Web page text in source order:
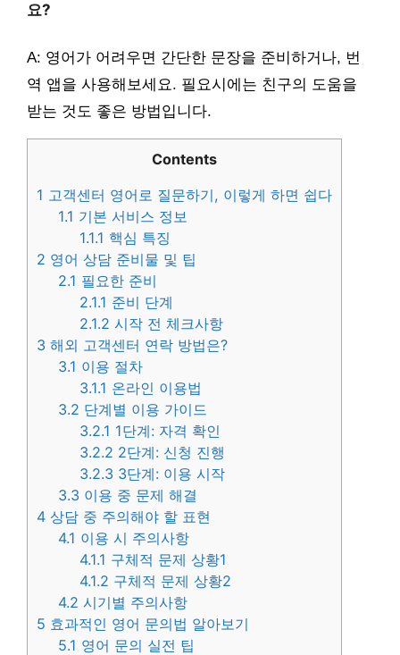
요?
A: 영어가 어려우면 간단한 문장을 준비하거나, 번
역 앱을 사용해보세요. 필요시에는 친구의 도움을
받는 것도 좋은 방법입니다.
Contents
1 고객센터 영어로 질문하기, 이렇게 하면 쉽다
1.1 기본 서비스 정보
1.1.1 핵심 특징
2 영어 상담 준비물 및 팁
2.1 필요한 준비
2.1.1 준비 단계
2.1.2 시작 전 체크사항
3 해외 고객센터 연락 방법은?
3.1 이용 절차
3.1.1 온라인 이용법
3.2 단계별 이용 가이드
3.2.1 1단계: 자격 확인
3.2.2 2단계: 신청 진행
3.2.3 3단계: 이용 시작
3.3 이용 중 문제 해결
4 상담 중 주의해야 할 표현
4.1 이용 시 주의사항
4.1.1 구체적 문제 상황1
4.1.2 구체적 문제 상황2
4.2 시기별 주의사항
5 효과적인 영어 문의법 알아보기
5.1 영어 문의 실전 팁